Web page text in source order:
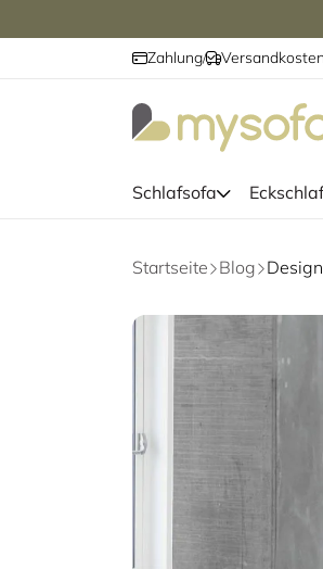
Zahlung/ Versandkosten
Schlafsofa
Startseite Blog